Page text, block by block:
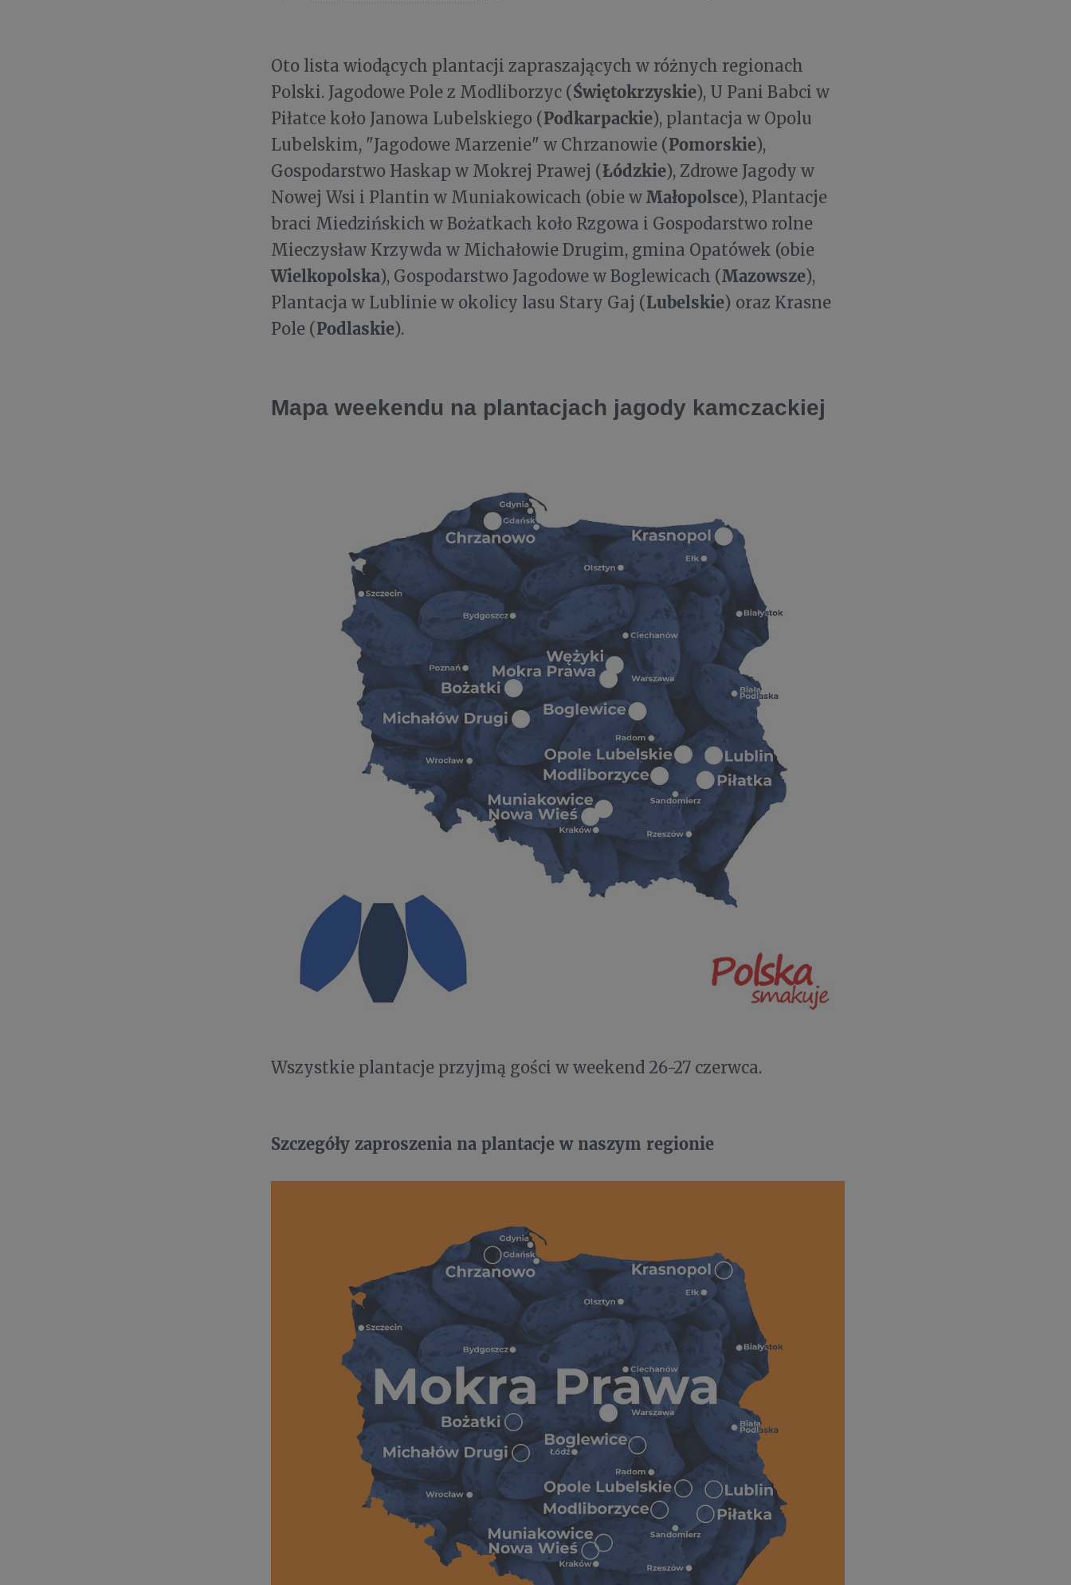
Oto lista wiodących plantacji zapraszających w różnych regionach
Polski. Jagodowe Pole z Modliborzyc (Świętokrzyskie), U Pani Babci w
Piłatce koło Janowa Lubelskiego (Podkarpackie), plantacja w Opolu
Lubelskim, "Jagodowe Marzenie" w Chrzanowie (Pomorskie),
Gospodarstwo Haskap w Mokrej Prawej (Łódzkie), Zdrowe Jagody w
Nowej Wsi i Plantin w Muniakowicach (obie w Małopolsce), Plantacje
braci Miedzińskich w Bożatkach koło Rzgowa i Gospodarstwo rolne
Mieczysław Krzywda w Michałowie Drugim, gmina Opatówek (obie
Wielkopolska), Gospodarstwo Jagodowe w Boglewicach (Mazowsze),
Plantacja w Lublinie w okolicy lasu Stary Gaj (Lubelskie) oraz Krasne
Pole (Podlaskie).
Mapa weekendu na plantacjach jagody kamczackiej
Wszystkie plantacje przyjmą gości w weekend 26-27 czerwca.
Szczegóły zaproszenia na plantacje w naszym regionie